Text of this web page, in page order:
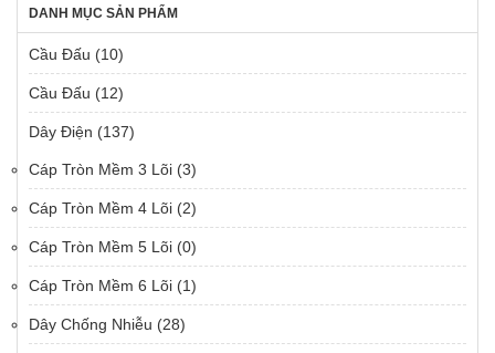
DANH MỤC SẢN PHẨM
Cầu Đấu (10)
Cầu Đấu (12)
Dây Điện (137)
Cáp Tròn Mềm 3 Lõi (3)
Cáp Tròn Mềm 4 Lõi (2)
Cáp Tròn Mềm 5 Lõi (0)
Cáp Tròn Mềm 6 Lõi (1)
Dây Chống Nhiễu (28)